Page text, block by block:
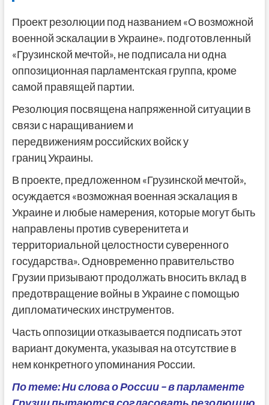
Проект резолюции под названием «О возможной
военной эскалации в Украине». подготовленный
«Грузинской мечтой», не подписала ни одна
оппозиционная парламентская группа, кроме
самой правящей партии.
Резолюция посвящена напряженной ситуации в
связи с наращиванием и
передвижениям российских войск у
границ Украины.
В проекте, предложенном «Грузинской мечтой»,
осуждается «возможная военная эскалация в
Украине и любые намерения, которые могут быть
направлены против суверенитета и
территориальной целостности суверенного
государства». Одновременно правительство
Грузии призывают продолжать вносить вклад в
предотвращение войны в Украине с помощью
дипломатических инструментов.
Часть оппозиции отказывается подписать этот
вариант документа, указывая на отсутствие в
нем конкретного упоминания России.
По теме: Ни слова о России – в парламенте